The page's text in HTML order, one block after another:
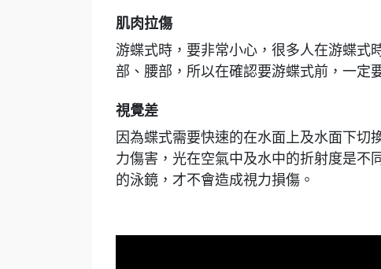
肌肉拉傷
游蝶式時，要非常小心，很多人在游蝶式
部、腰部，所以在確認要游蝶式前，一定
視覺差
因為蝶式需要快速的在水面上及水面下切
力傷害，光在空氣中及水中的折射度是不
的泳鏡，才不會造成視力損傷。